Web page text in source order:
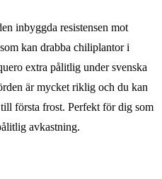
inbyggda resistensen mot
kan drabba chiliplantor i
extra pålitlig under svenska
är mycket riklig och du kan
första frost. Perfekt för dig som
avkastning.